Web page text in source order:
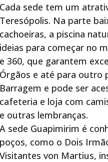
Cada sede tem um
Teresópolis. Na parte
cachoeiras, a piscina
ideias para começar no
e 360, que garantem
Órgãos e até para outro
Barragem e pode ser
cafeteria e loja com
e outras lembranças.
A sede Guapimirim é
poços, como o Dois
Visitantes von Martius,